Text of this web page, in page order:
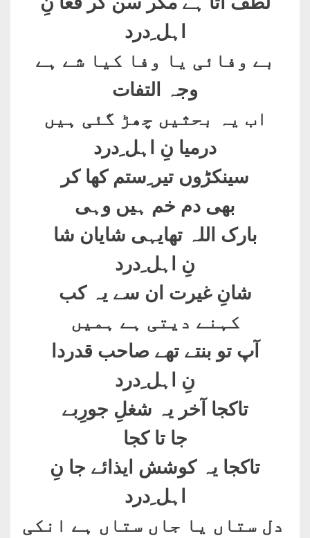
اہل ِدرد
بے وفائی یا وفا کیا شے ہے
وجہ التفات
اب یہ بحثیں چھڑ گئی ہیں
درمیا نِ اہل ِدرد
سینکڑوں تیر ِستم کھا کر
بھی دم خم ہیں وہی
بارک اللہ تھایہی شایان شا
نِ اہل ِدرد
شانِ غیرت ان سے یہ کب
کہنے دیتی ہے ہمیں
آپ تو بنتے تھے صاحب قدردا
نِ اہل ِدرد
تاکجا آخر یہ شغلِ جورِبے
جا تا کجا
تاکجا یہ کوشش ایذائے جا نِ
اہل ِدرد
دل ستاں یا جاں ستاں ہے انکی